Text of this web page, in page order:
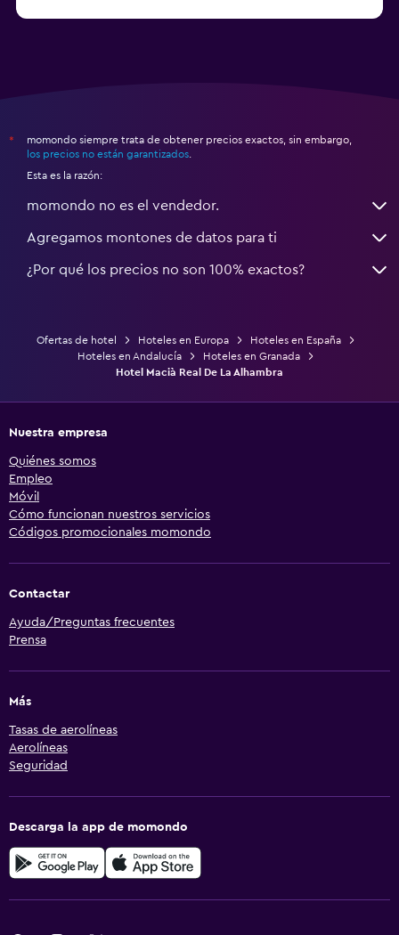
*
momondo siempre trata de obtener precios exactos, sin embargo,
los precios no están garantizados
Esta es la razón:
momondo no es el vendedor.
Agregamos montones de datos para ti
¿Por qué los precios no son 100% exactos?
Ofertas de hotel Hoteles en Europa
Hoteles en España
Hoteles en Andalucía
Hoteles en Granada
Hotel Macià Real De La Alhambra
Nuestra empresa
Quiénes somos
Empleo
Móvil
Cómo funcionan nuestros servicios
Códigos promocionales momondo
Contactar
Ayuda/Preguntas frecuentes
Prensa
Más
Tasas de aerolíneas
Aerolíneas
Seguridad
Descarga la app de momondo